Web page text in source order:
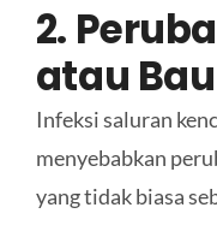
2.
atau
Infeksi saluran
menyebabkan
yang tidak biasa